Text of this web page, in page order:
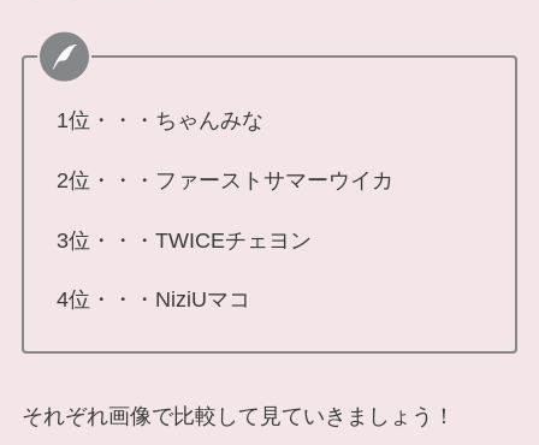
1位・・・ちゃんみな
2位・・・ファーストサマーウイカ
3位・・・TWICEチェヨン
4位・・・NiziUマコ
それぞれ画像で比較して見ていきましょう！